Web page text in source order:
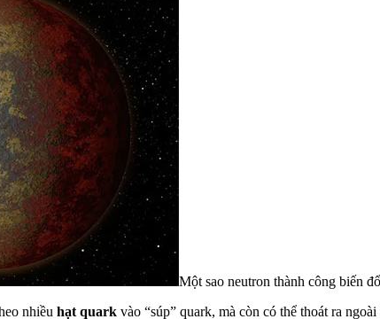
Một sao neutron thành công biến
nhiều hạt quark vào “súp” quark, mà còn có thể thoát ra